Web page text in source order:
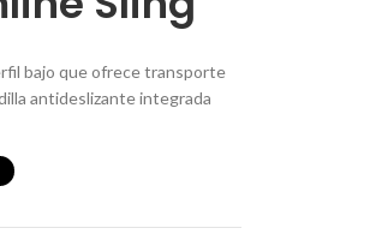
bajo que ofrece transporte
antideslizante integrada